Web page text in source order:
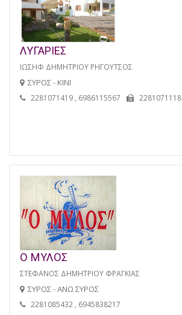
ΛΥΓΑΡΙΕΣ
ΙΩΣΗΦ ΔΗΜΗΤΡΙΟΥ ΡΗΓΟΥΤΣΟΣ
ΣΥΡΟΣ - ΚΙΝΙ
2281071419 , 6986115567 2281071118
Ο ΜΥΛΟΣ
ΣΤΕΦΑΝΟΣ ΔΗΜΗΤΡΙΟΥ ΦΡΑΓΚΙΑΣ
ΣΥΡΟΣ - ΑΝΩ ΣΥΡΟΣ
2281085432 , 6945838217